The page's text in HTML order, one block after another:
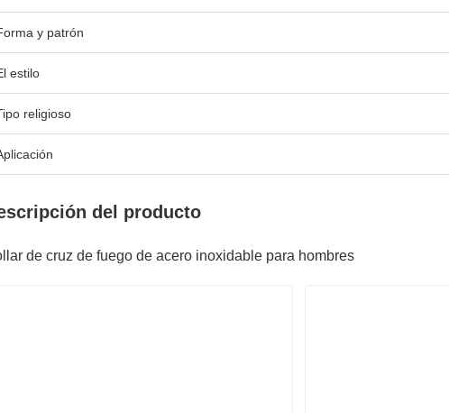
y patrón
estilo
religioso
del producto
de cruz de fuego de acero inoxidable para hombres